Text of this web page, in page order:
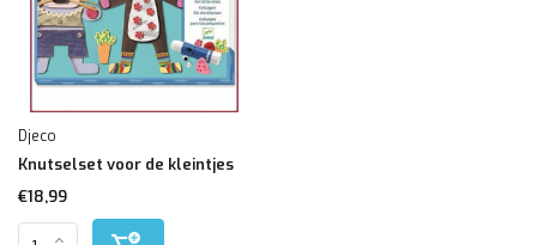
Djeco
Knutselset voor de kleintjes
€18,99